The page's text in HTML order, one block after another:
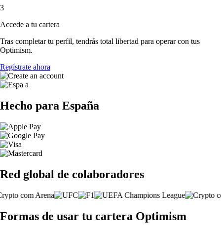
3
Accede a tu cartera
Tras completar tu perfil, tendrás total libertad para operar con tus
Optimism.
Regístrate ahora
Hecho para España
Red global de colaboradores
Formas de usar tu cartera Optimism